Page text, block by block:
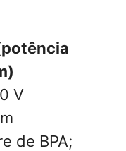
V
de BPA;